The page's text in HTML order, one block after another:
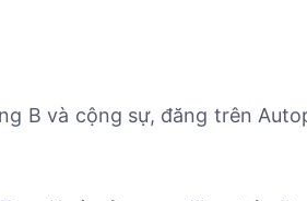
B và cộng sự, đăng trên